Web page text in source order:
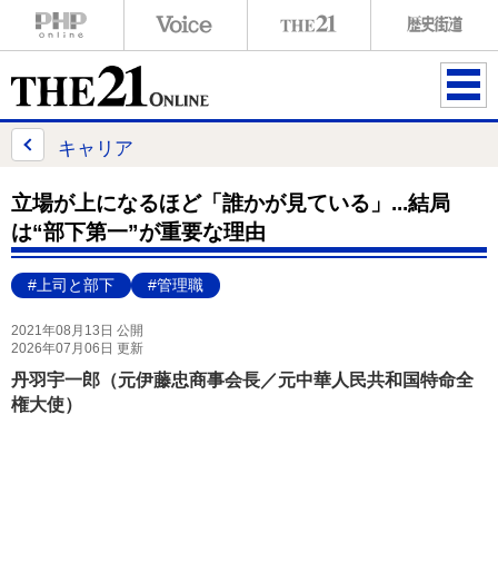
ME
キャリア
立場が上になるほど「誰かが見ている」...結局
は“部下第一”が重要な理由
#上司と部下 #管理職
2021年08月13日 公開
2026年07月06日 更新
丹羽宇一郎（元伊藤忠商事会長／元中華人民共和国特命全
権大使）